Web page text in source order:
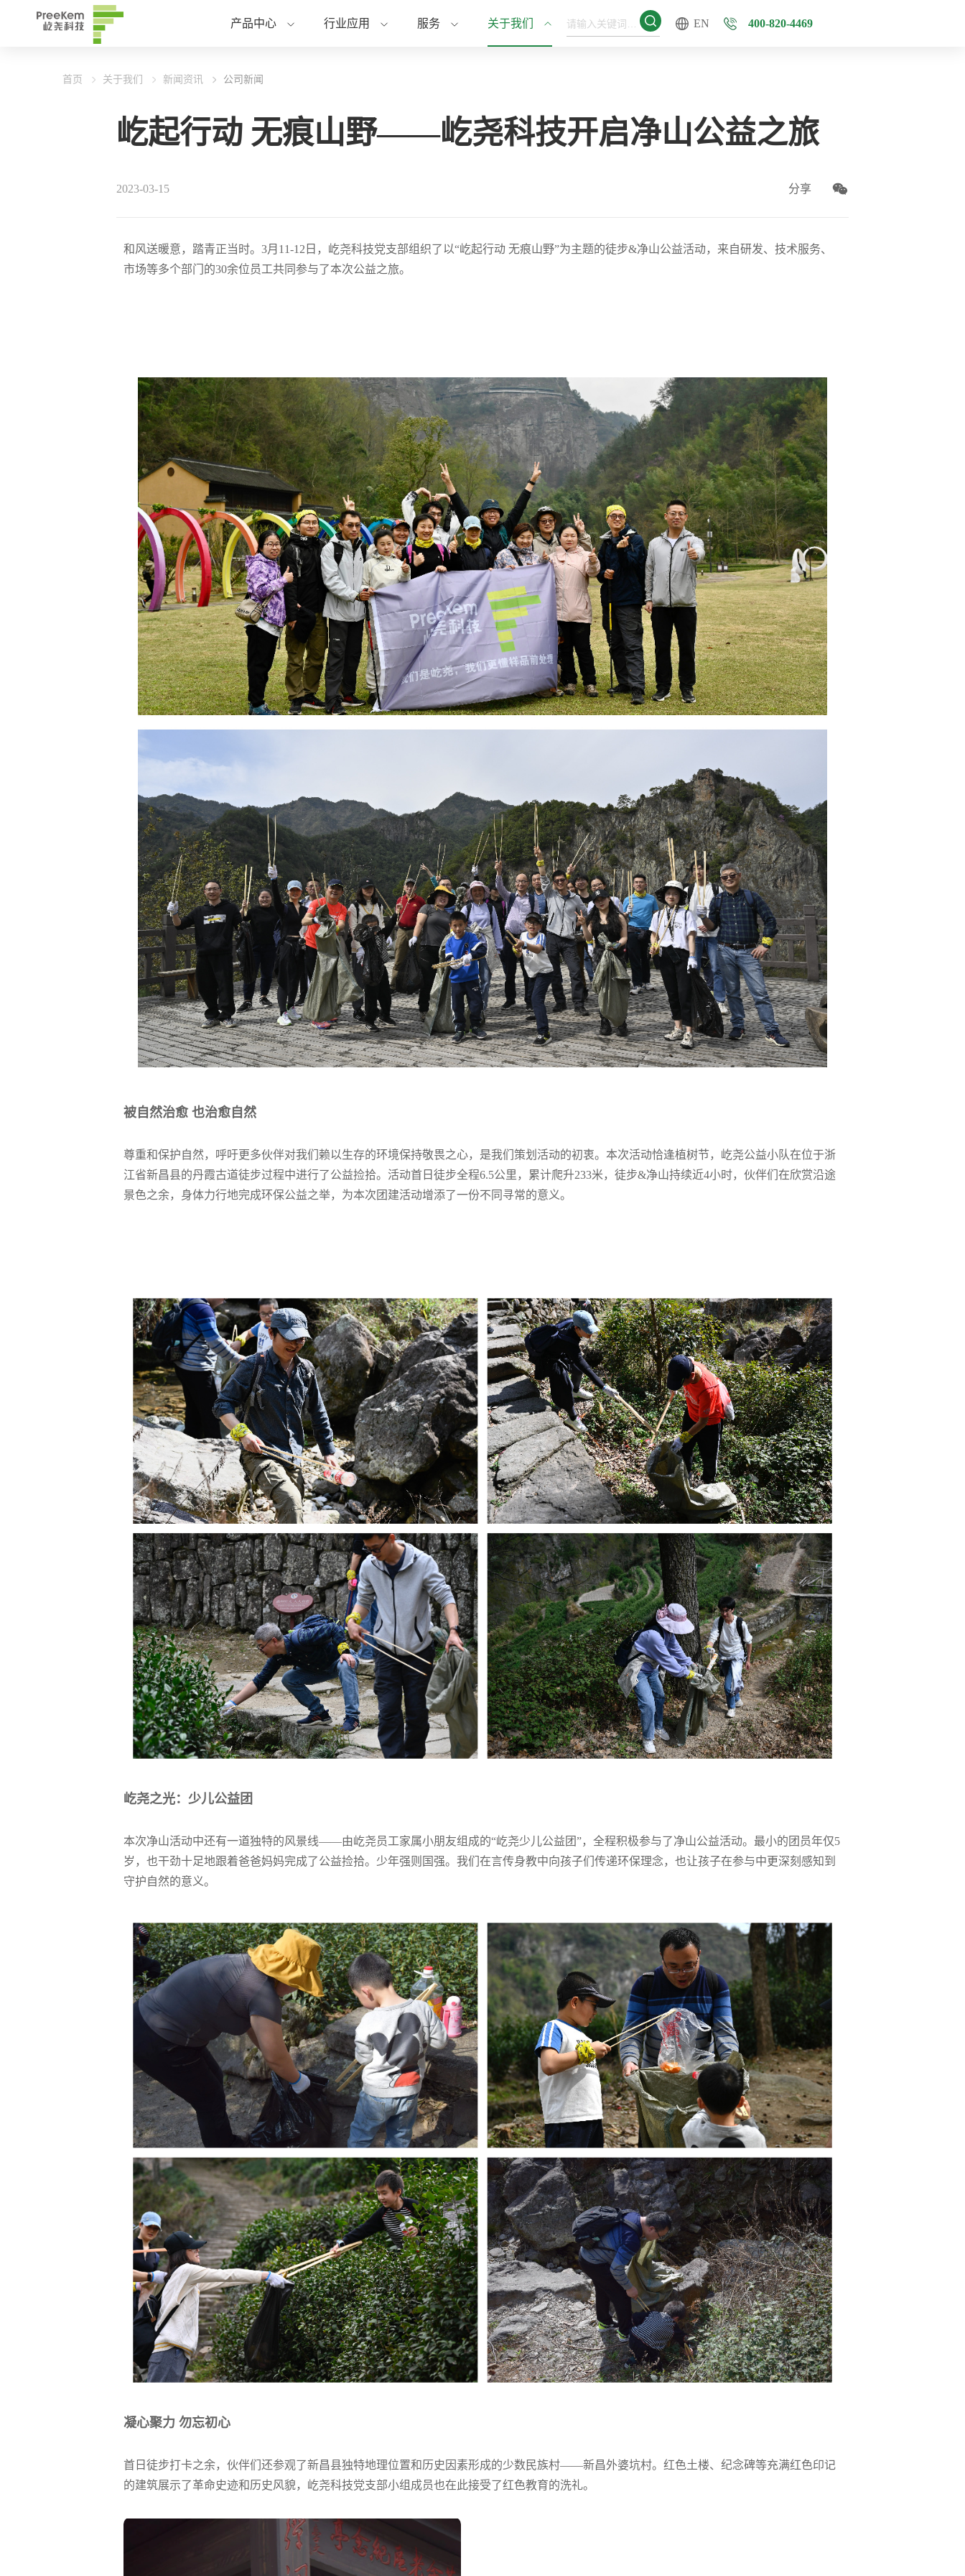
产品中心 行业应用 服务 关于我们 EN 400-820-4469
首页 关于我们 新闻资讯 公司新闻
屹起行动 无痕山野——屹尧科技开启净山公益之旅
2023-03-15 分享
和风送暖意，踏青正当时。3月11-12日，屹尧科技党支部组织了以“屹起行动 无痕山野”为主题的徒步&净山公益活动，来自研发、技术服务、
市场等多个部门的30余位员工共同参与了本次公益之旅。
被自然治愈 也治愈自然
尊重和保护自然，呼吁更多伙伴对我们赖以生存的环境保持敬畏之心，是我们策划活动的初衷。本次活动恰逢植树节，屹尧公益小队在位于浙
江省新昌县的丹霞古道徒步过程中进行了公益捡拾。活动首日徒步全程6.5公里，累计爬升233米，徒步&净山持续近4小时，伙伴们在欣赏沿途
景色之余，身体力行地完成环保公益之举，为本次团建活动增添了一份不同寻常的意义。
屹尧之光：少儿公益团
本次净山活动中还有一道独特的风景线——由屹尧员工家属小朋友组成的“屹尧少儿公益团”，全程积极参与了净山公益活动。最小的团员年仅5
岁，也干劲十足地跟着爸爸妈妈完成了公益捡拾。少年强则国强。我们在言传身教中向孩子们传递环保理念，也让孩子在参与中更深刻感知到
守护自然的意义。
凝心聚力 勿忘初心
首日徒步打卡之余，伙伴们还参观了新昌县独特地理位置和历史因素形成的少数民族村——新昌外婆坑村。红色土楼、纪念碑等充满红色印记
的建筑展示了革命史迹和历史风貌，屹尧科技党支部小组成员也在此接受了红色教育的洗礼。